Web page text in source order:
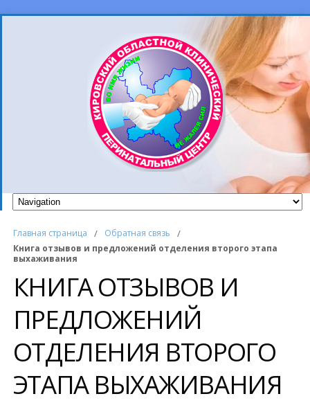
Главная страница / Обратная связь /
Книга отзывов и предложений отделения второго этапа
выхаживания
КНИГА ОТЗЫВОВ И
ПРЕДЛОЖЕНИЙ
ОТДЕЛЕНИЯ ВТОРОГО
ЭТАПА ВЫХАЖИВАНИЯ